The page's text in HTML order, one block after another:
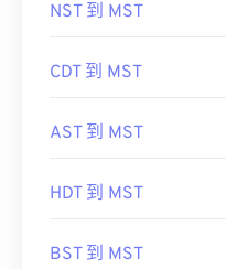
NST 到 MST
CDT 到 MST
AST 到 MST
HDT 到 MST
BST 到 MST